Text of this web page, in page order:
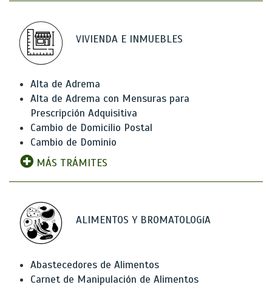
VIVIENDA E INMUEBLES
Alta de Adrema
Alta de Adrema con Mensuras para
Prescripción Adquisitiva
Cambio de Domicilio Postal
Cambio de Dominio
MÁS TRÁMITES
ALIMENTOS Y BROMATOLOGíA
Abastecedores de Alimentos
Carnet de Manipulación de Alimentos